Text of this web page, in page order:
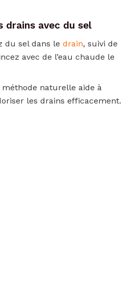
drains avec du sel
du sel dans ledrain, suivi de
avec de l’eau chaude le
méthode naturelle aide à
les drains efficacement.